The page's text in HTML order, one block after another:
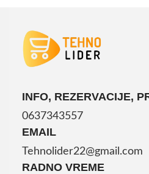
INFO, REZERVACIJE,
0637343557
EMAIL
Tehnolider22@gmail.com
RADNO VREME